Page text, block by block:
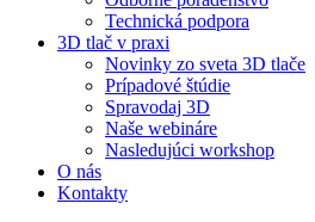
Technická podpora
3D tlač v praxi
Novinky zo sveta 3D tlače
Prípadové štúdie
Spravodaj 3D
Naše webináre
Nasledujúci workshop
O nás
Kontakty